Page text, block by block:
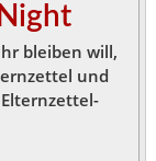
bleiben will,
und